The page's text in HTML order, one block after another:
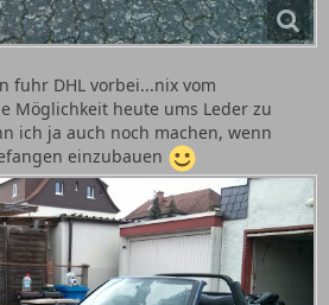
fuhr DHL vorbei...nix vom
Möglichkeit heute ums Leder zu
ich ja auch noch machen, wenn
einzubauen